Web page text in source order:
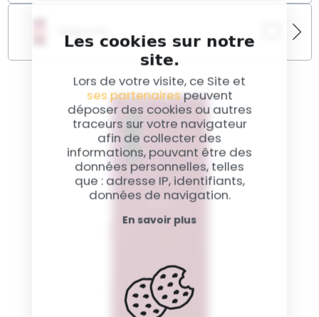
Les cookies sur notre
site.
Lors de votre visite, ce Site et
ses partenairespeuvent
déposer des cookies ou autres
traceurs sur votre navigateur
afin de collecter des
informations, pouvant être des
données personnelles, telles
que : adresse IP, identifiants,
données de navigation.
En savoir plus
Votre Xperia 5 ne charge plus correctement ? Optez
pour notre remplacement du connecteur de charge
et micro.Diagnostic
Nous analysons en détail votre Xperia 5 grâce à un
diagnostic précis.